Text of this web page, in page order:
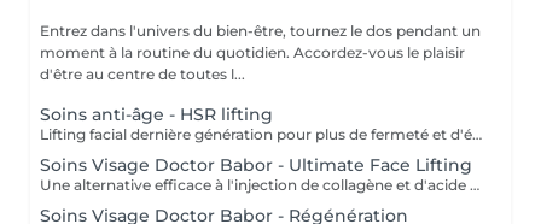
Entrez dans l'univers du bien-être, tournez le dos pendant un
moment à la routine du quotidien. Accordez-vous le plaisir
d'être au centre de toutes l...
Soins anti-âge - HSR lifting
Lifting facial dernière génération pour plus de fermeté et d'élasticité. Aux choix stimulant et vivifiant ou relaxant et cocooning.
Soins Visage Doctor Babor - Ultimate Face Lifting
Une alternative efficace à l'injection de collagène et d'acide hyaluronique !
Soins Visage Doctor Babor - Régénération